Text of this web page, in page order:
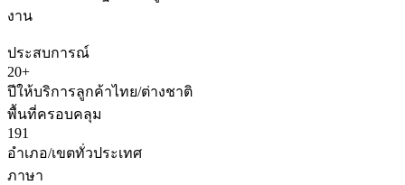
งาน
ประสบการณ์
20+
ปีให้บริการลูกค้าไทย/ต่างชาติ
พื้นที่ครอบคลุม
191
อำเภอ/เขตทั่วประเทศ
ภาษา